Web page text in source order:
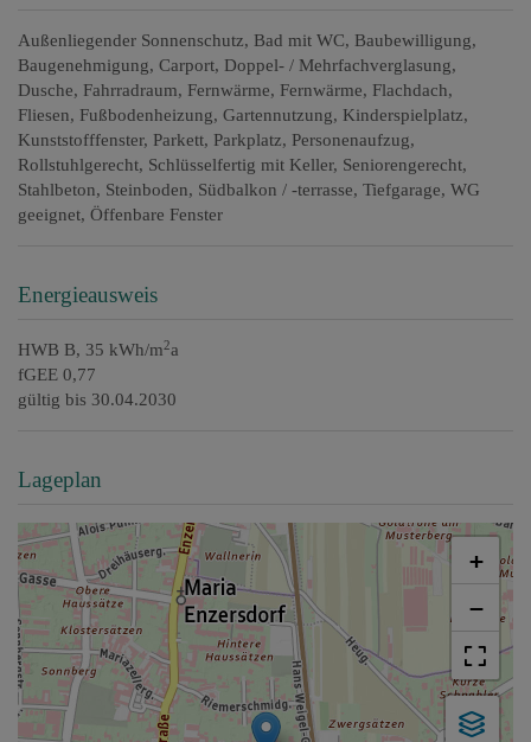
Außenliegender Sonnenschutz Bad mit WC
Baubewilligung
Baugenehmigung Carport Doppel- / Mehrfachverglasung
Dusche
Fahrradraum Fernwärme Fernwärme
Flachdach
Fliesen
Fußbodenheizung Gartennutzung
Kinderspielplatz
Kunststofffenster Parkett Parkplatz
Personenaufzug
Rollstuhlgerecht Schlüsselfertig mit Keller Seniorengerecht
Stahlbeton
Steinboden Südbalkon / -terrasse Tiefgarage WG
geeignet Öffenbare Fenster
Energieausweis
HWB B, 35 kWh/m2a
fGEE 0,77
gültig bis 30.04.2030
Lageplan
+
−